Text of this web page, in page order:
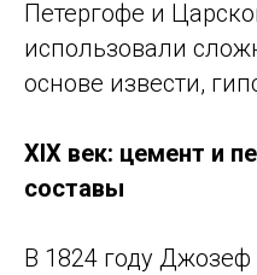
Петергофе и
использовали
основе извести,
XIX век: цемент и
составы
В 1824 году